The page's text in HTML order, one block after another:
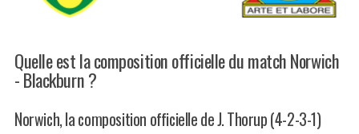
Quelle est la composition officielle du match Norwich
- Blackburn ?
Norwich, la composition officielle de J. Thorup (4-2-3-1)